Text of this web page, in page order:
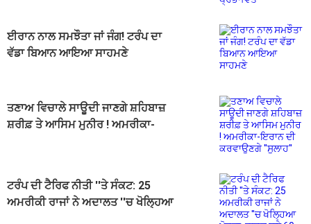
ਈਰਾਨ ਨਾਲ ਸਮਝੌਤਾ ਜਾਂ ਜੰਗ! ਟਰੰਪ ਦਾ
ਵੱਡਾ ਬਿਆਨ ਆਇਆ ਸਾਹਮਣੇ
ਤਣਾਅ ਵਿਚਾਲੇ ਸਾਊਦੀ ਜਾਣਗੇ ਸ਼ਹਿਬਾਜ਼
ਸ਼ਰੀਫ਼ ਤੇ ਆਸਿਮ ਮੁਨੀਰ ! ਅਮਰੀਕਾ-
ਟਰੰਪ ਦੀ ਟੈਰਿਫ ਨੀਤੀ ''ਤੇ ਸੰਕਟ: 25
ਅਮਰੀਕੀ ਰਾਜਾਂ ਨੇ ਅਦਾਲਤ ''ਚ ਖੋਲ੍ਹਿਆ